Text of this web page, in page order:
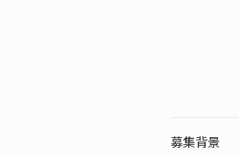
募集背景